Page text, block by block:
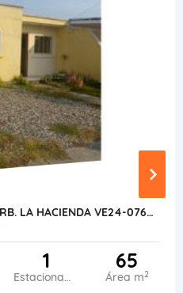
ALQUILER DE CASA EN LA URB. LA HACIENDA VE24-076LH-KPIÑ-SCIA
1
Estacionamiento
65
Área m2